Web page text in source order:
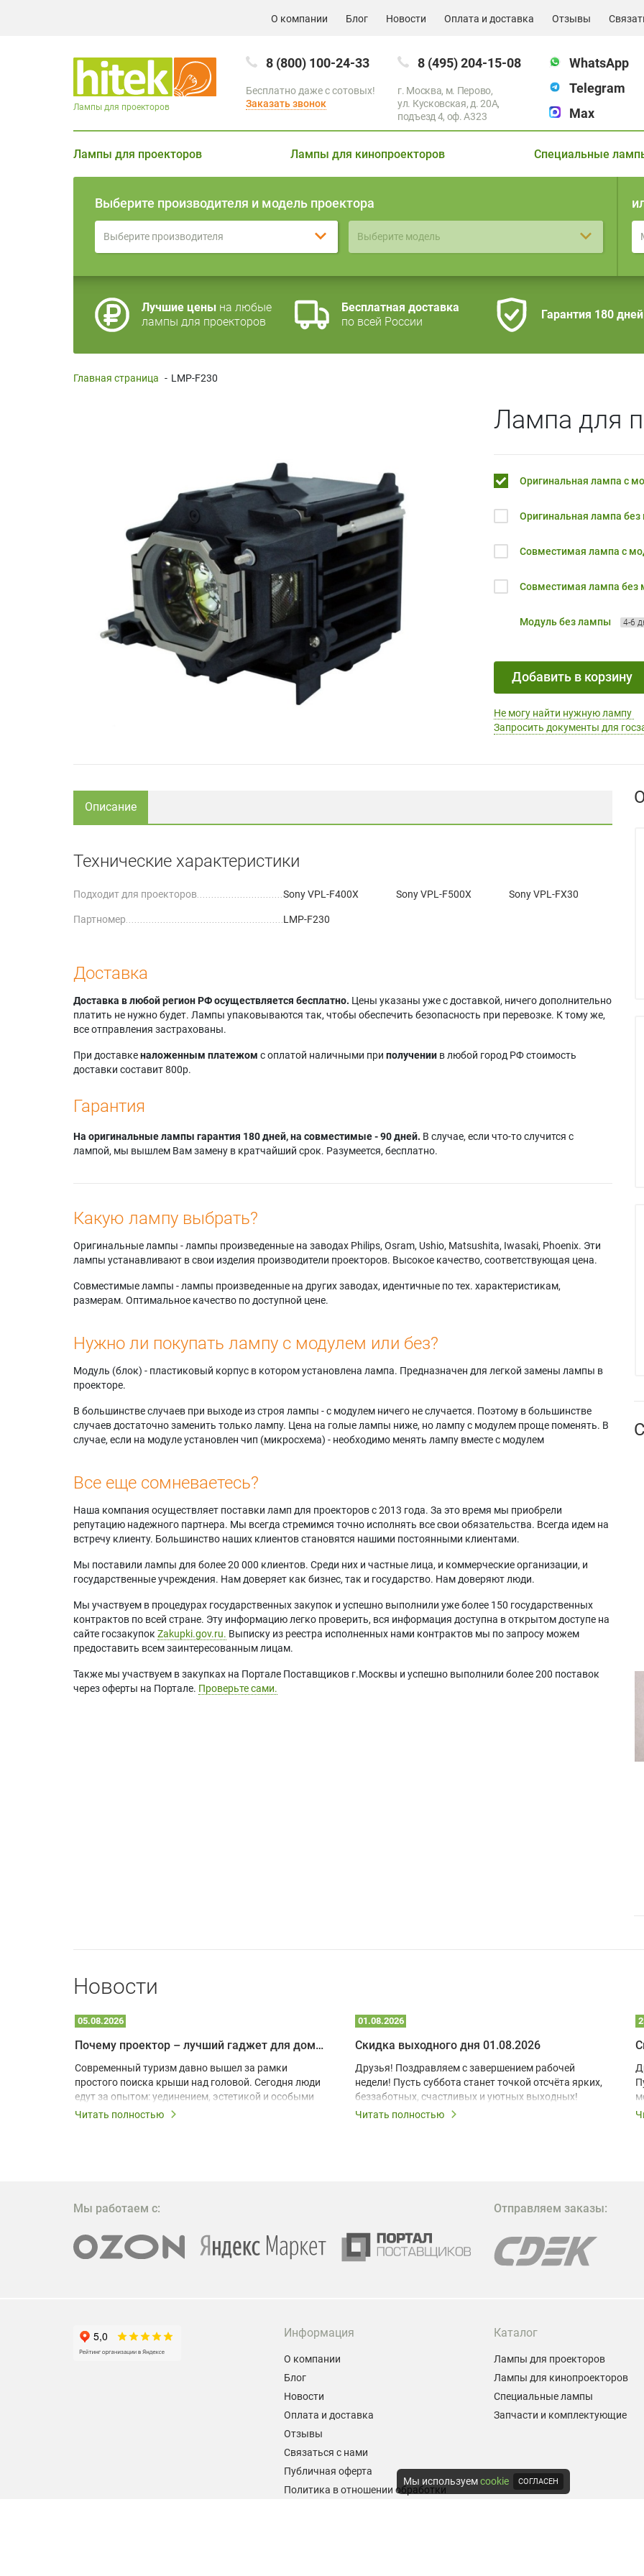
О компании Блог Новости Оплата и доставка Отзывы
8 (800) 100-24-33
Бесплатно даже с сотовых!
Заказать звонок
8 (495) 204-15-08
г. Москва, м. Перово,
ул. Кусковская, д. 20А,
подъезд 4, оф. A323
WhatsApp
Telegram
Max
Лампы для проекторов
Лампы для проекторов Лампы для кинопроекторов Специальные
Выберите производителя и модель проектора
Выберите производителя Выберите модель
Лучшие цены на любые
лампы для проекторов
Бесплатная доставка
по всей России
Гарантия 180 дней
Главная страница - LMP-F230
Лампа для
Оригинальная лампа с
Оригинальная лампа без
Совместимая лампа с
Совместимая лампа без
Модуль без лампы 4-6
Добавить в корзину
Не могу найти нужную лампу
Запросить документы для
Описание
Технические характеристики
Подходит для проекторов Sony VPL-F400X Sony VPL-F500X Sony VPL-FX30
Партномер LMP-F230
Доставка
Доставка в любой регион РФ осуществляется бесплатно. Цены указаны уже с доставкой, ничего дополнительно
платить не нужно будет. Лампы упаковываются так, чтобы обеспечить безопасность при перевозке. К тому же,
все отправления застрахованы.
При доставкеналоженным платежом с оплатой наличными при получении в любой город РФ стоимость
доставки составит 800р.
Гарантия
На оригинальные лампы гарантия 180 дней, на совместимые - 90 дней. В случае, если что-то случится с
лампой, мы вышлем Вам замену в кратчайший срок. Разумеется, бесплатно.
Какую лампу выбрать?
Оригинальные лампы - лампы произведенные на заводах Philips, Osram, Ushio, Matsushita, Iwasaki, Phoenix. Эти
лампы устанавливают в свои изделия производители проекторов. Высокое качество, соответствующая цена.
Совместимые лампы - лампы произведенные на других заводах, идентичные по тех. характеристикам,
размерам. Оптимальное качество по доступной цене.
Нужно ли покупать лампу с модулем или без?
Модуль (блок) - пластиковый корпус в котором установлена лампа. Предназначен для легкой замены лампы в
проекторе.
В большинстве случаев при выходе из строя лампы - с модулем ничего не случается. Поэтому в большинстве
случаев достаточно заменить только лампу. Цена на голые лампы ниже, но лампу с модулем проще поменять. В
случае, если на модуле установлен чип (микросхема) - необходимо менять лампу вместе с модулем
Все еще сомневаетесь?
Наша компания осуществляет поставки ламп для проекторов с 2013 года. За это время мы приобрели
репутацию надежного партнера. Мы всегда стремимся точно исполнять все свои обязательства. Всегда идем на
встречу клиенту. Большинство наших клиентов становятся нашими постоянными клиентами.
Мы поставили лампы для более 20 000 клиентов. Среди них и частные лица, и коммерческие организации, и
государственные учреждения. Нам доверяет как бизнес, так и государство. Нам доверяют люди.
Мы участвуем в процедурах государственных закупок и успешно выполнили уже более 150 государственных
контрактов по всей стране. Эту информацию легко проверить, вся информация доступна в открытом доступе на
сайте госзакупок Zakupki.gov.ru. Выписку из реестра исполненных нами контрактов мы по запросу можем
предоставить всем заинтересованным лицам.
Также мы участвуем в закупках на Портале Поставщиков г.Москвы и успешно выполнили более 200 поставок
через оферты на Портале. Проверьте сами.
Новости
05.08.2026
Почему проектор – лучший гаджет для домика в глэмпинге
Современный туризм давно вышел за рамки
простого поиска крыши над головой. Сегодня люди
едут за опытом: уединением, эстетикой и особыми
ощущениями. Владельцы A-frame домов,
эффективных и бюджетных способов стать
проектора.
Читать полностью
01.08.2026
Скидка выходного дня 01.08.2026
Друзья! Поздравляем с завершением рабочей
недели! Пусть суббота станет точкой отсчёта ярких,
беззаботных, счастливых и уютных выходных!
Читать полностью
Мы работаем с: Отправляем заказы:
Информация
О компании
Блог
Новости
Оплата и доставка
Отзывы
Связаться с нами
Публичная оферта
Политика в отношении обработки
Каталог
Лампы для проекторов
Лампы для кинопроекторов
Специальные лампы
Запчасти и комплектующие
Мы используемcookie СОГЛАСЕН